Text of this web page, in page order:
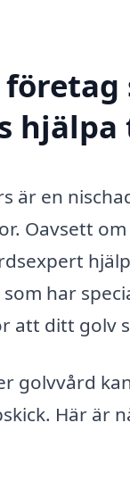
hjälpa
är en
Oavsett
har
att ditt golv
golvvård
Här är